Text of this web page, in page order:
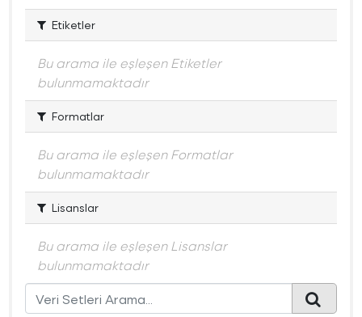
Etiketler
Bu arama ile eşleşen Etiketler
bulunmamaktadır
Formatlar
Bu arama ile eşleşen Formatlar
bulunmamaktadır
Lisanslar
Bu arama ile eşleşen Lisanslar
bulunmamaktadır